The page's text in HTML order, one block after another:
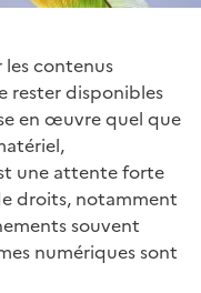
contenus
rester disponibles
en œuvre quel que
une attente forte
droits, notamment
souvent
numériques sont